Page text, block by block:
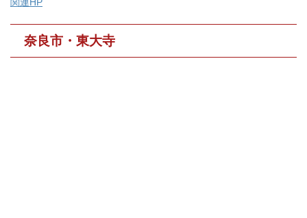
奈良市・東大寺